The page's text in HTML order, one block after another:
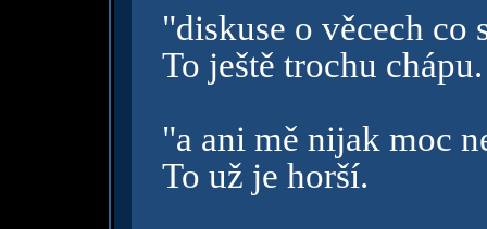
"diskuse o věcech co
To ještě trochu chápu.
"a ani mě nijak moc
To už je horší.